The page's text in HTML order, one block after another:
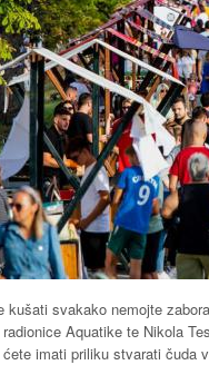
kušati svakako nemojte
Aquatike te Nikola
imati priliku stvarati čuda